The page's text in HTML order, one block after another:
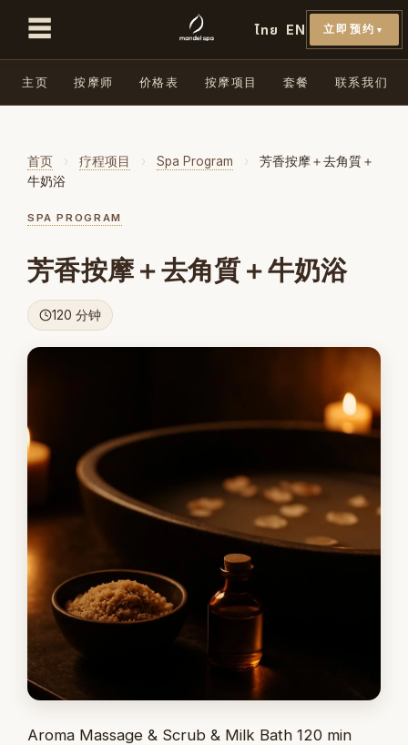
☰ ไทย EN 立即预约 ▼
主页 按摩师 价格表 按摩项目 套餐 联系我们
首页 › 疗程项目 › Spa Program ›
芳香按摩＋去角質＋
牛奶浴
SPA PROGRAM
芳香按摩＋去角質＋牛奶浴
120 分钟
Aroma Massage & Scrub & Milk Bath 120 min